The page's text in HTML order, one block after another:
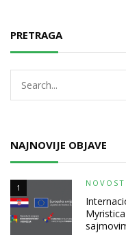
PRETRAGA
NAJNOVIJE OBJAVE
1 NOVOSTI